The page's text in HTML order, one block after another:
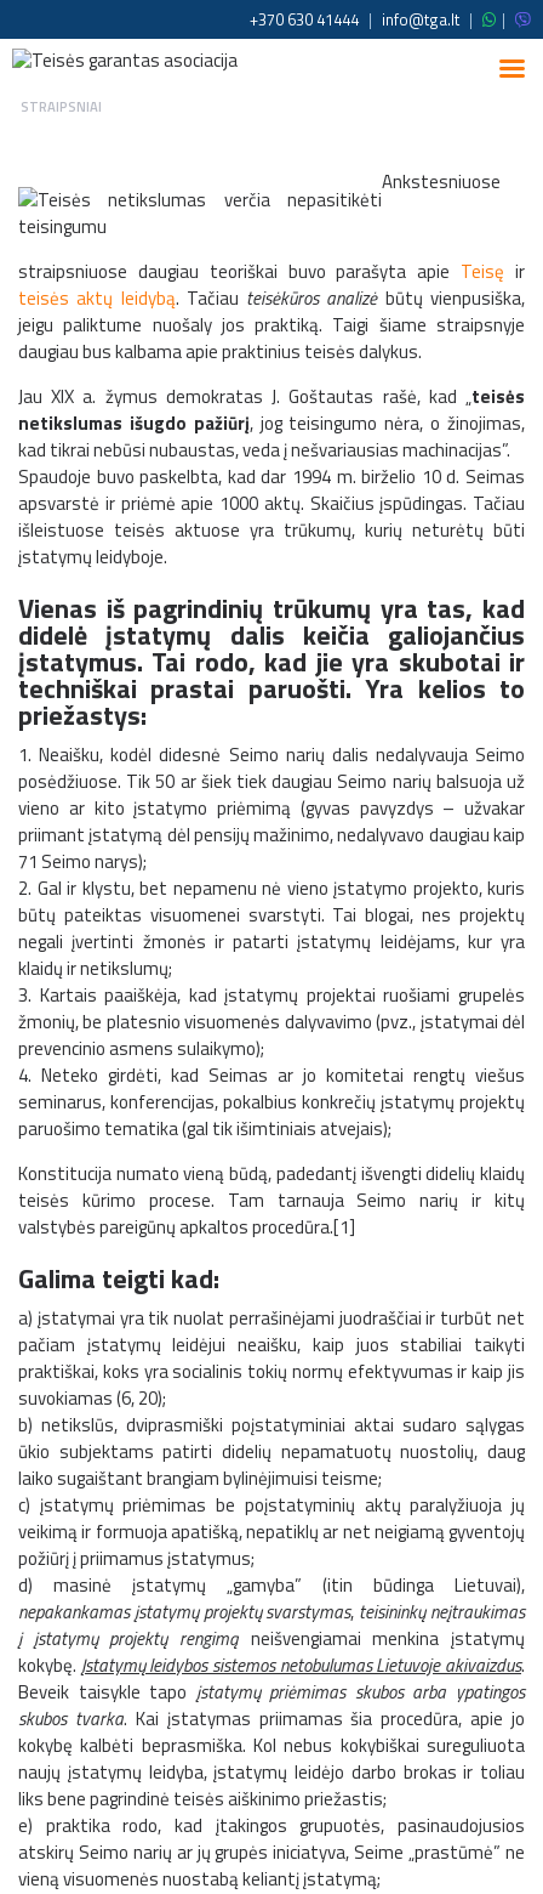
+370 630 41444 | info@tga.lt | |
STRAIPSNIAI
Ankstesniuose
straipsniuose daugiau teoriškai buvo parašyta apie Teisę ir
teisės aktų leidybą. Tačiau teisėkūros analizėbūtų vienpusiška,
jeigu paliktume nuošaly jos praktiką. Taigi šiame straipsnyje
daugiau bus kalbama apie praktinius teisės dalykus.
Jau XIX a. žymus demokratas J. Goštautas rašė, kad „teisės
netikslumas išugdo pažiūrį, jog teisingumo nėra, o žinojimas,
kad tikrai nebūsi nubaustas, veda į nešvariausias machinacijas”.
Spaudoje buvo paskelbta, kad dar 1994 m. birželio 10 d. Seimas
apsvarstė ir priėmė apie 1000 aktų. Skaičius įspūdingas. Tačiau
išleistuose teisės aktuose yra trūkumų, kurių neturėtų būti
įstatymų leidyboje.
Vienas iš pagrindinių trūkumų yra tas, kad
didelė įstatymų dalis keičia galiojančius
įstatymus. Tai rodo, kad jie yra skubotai ir
techniškai prastai paruošti. Yra kelios to
priežastys:
1. Neaišku, kodėl didesnė Seimo narių dalis nedalyvauja Seimo
posėdžiuose. Tik 50 ar šiek tiek daugiau Seimo narių balsuoja už
vieno ar kito įstatymo priėmimą (gyvas pavyzdys – užvakar
priimant įstatymą dėl pensijų mažinimo, nedalyvavo daugiau kaip
71 Seimo narys);
2. Gal ir klystu, bet nepamenu nė vieno įstatymo projekto, kuris
būtų pateiktas visuomenei svarstyti. Tai blogai, nes projektų
negali įvertinti žmonės ir patarti įstatymų leidėjams, kur yra
klaidų ir netikslumų;
3. Kartais paaiškėja, kad įstatymų projektai ruošiami grupelės
žmonių, be platesnio visuomenės dalyvavimo (pvz., įstatymai dėl
prevencinio asmens sulaikymo);
4. Neteko girdėti, kad Seimas ar jo komitetai rengtų viešus
seminarus, konferencijas, pokalbius konkrečių įstatymų projektų
paruošimo tematika (gal tik išimtiniais atvejais);
Konstitucija numato vieną būdą, padedantį išvengti didelių klaidų
teisės kūrimo procese. Tam tarnauja Seimo narių ir kitų
valstybės pareigūnų apkaltos procedūra.[1]
Galima teigti kad:
a) įstatymai yra tik nuolat perrašinėjami juodraščiai ir turbūt net
pačiam įstatymų leidėjui neaišku, kaip juos stabiliai taikyti
praktiškai, koks yra socialinis tokių normų efektyvumas ir kaip jis
suvokiamas (6, 20);
b) netikslūs, dviprasmiški poįstatyminiai aktai sudaro sąlygas
ūkio subjektams patirti didelių nepamatuotų nuostolių, daug
laiko sugaištant brangiam bylinėjimuisi teisme;
c) įstatymų priėmimas be poįstatyminių aktų paralyžiuoja jų
veikimą ir formuoja apatišką, nepatiklų ar net neigiamą gyventojų
požiūrį į priimamus įstatymus;
d) masinė įstatymų „gamyba” (itin būdinga Lietuvai),
nepakankamas įstatymų projektų svarstymas, teisininkų neįtraukimas
į įstatymų projektų rengimą neišvengiamai menkina įstatymų
kokybę. Įstatymų leidybos sistemos netobulumas Lietuvoje akivaizdus.
Beveik taisykle tapo įstatymų priėmimas skubos arba ypatingos
skubos tvarka. Kai įstatymas priimamas šia procedūra, apie jo
kokybę kalbėti beprasmiška. Kol nebus kokybiškai sureguliuota
naujų įstatymų leidyba, įstatymų leidėjo darbo brokas ir toliau
liks bene pagrindinė teisės aiškinimo priežastis;
e) praktika rodo, kad įtakingos grupuotės, pasinaudojusios
atskirų Seimo narių ar jų grupės iniciatyva, Seime „prastūmė” ne
vieną visuomenės nuostabą keliantį įstatymą;